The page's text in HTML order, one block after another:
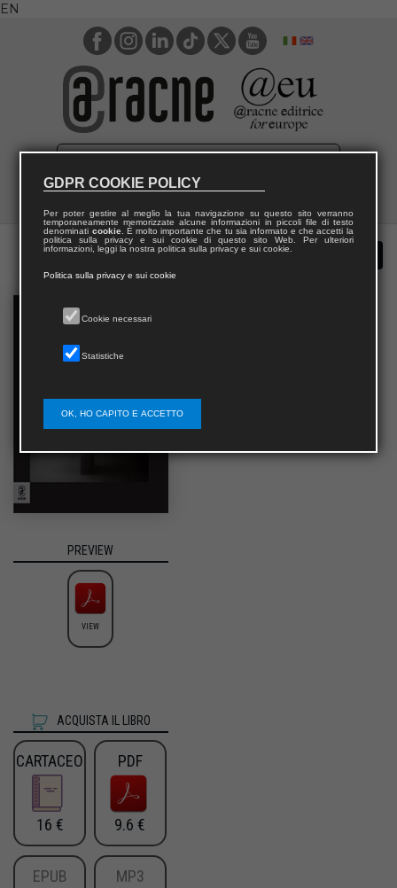
EN
PREVIEW
VIEW
ACQUISTA IL LIBRO
CARTACEO
16 €
PDF
9.6 €
EPUB MP3
GDPR COOKIE POLICY
Per poter gestire al meglio la tua navigazione su questo sito verranno
temporaneamente memorizzate alcune informazioni in piccoli file di testo
denominati cookie. È molto importante che tu sia informato e che accetti la
politica sulla privacy e sui cookie di questo sito Web. Per ulteriori
informazioni, leggi la nostra politica sulla privacy e sui cookie.
Politica sulla privacy e sui cookie
Cookie necessari
Statistiche
OK, HO CAPITO E ACCETTO